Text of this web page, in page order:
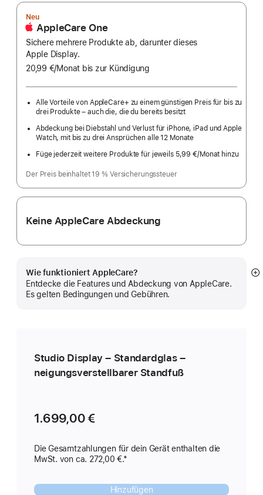
Neu
AppleCare One
Sichere mehrere Produkte ab, darunter dieses
Apple Display.
20,99 €/Monat pro
bis zur Kündigung
Alle Vorteile von AppleCare+ zu einem günstigen Preis für bis zu
drei Produkte – auch die, die du bereits besitzt
Abdeckung bei Diebstahl und Verlust für iPhone, iPad und Apple
Watch, mit bis zu drei Ansprüchen alle 12 Monate
Füge jederzeit weitere Produkte für jeweils 5,99 €/Monat hinzu
Der Preis beinhaltet 19 % Versicherungssteuer
Keine AppleCare Abdeckung
Wie funktioniert AppleCare?
Entdecke die Features und Abdeckung von AppleCare.
Es gelten Bedingungen und Gebühren.
Studio Display – Standardglas –
neigungs­verstell­barer Standfuß
1.699,00 €
Die Gesamtzahlungen für dein Gerät enthalten die
MwSt. von ca. 272,00 €.*
Hinzufügen